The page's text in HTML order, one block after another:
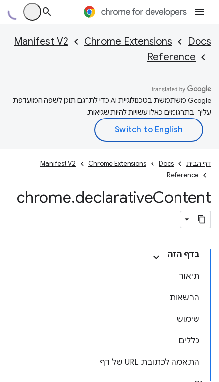
Docs
Chrome Extensions
Manifest V2
Reference
‫Google משתמשת בטכנולוגיית AI כדי לתרגם תוכן לשפה המועדפת
עליך. בתרגומים כאלו עשויות להיות שגיאות.
דף הבית Docs
Chrome Extensions
Manifest V2
Reference
chrome.declarativeContent
בדף הזה
תיאור
הרשאות
שימוש
כללים
התאמה לכתובת URL של דף